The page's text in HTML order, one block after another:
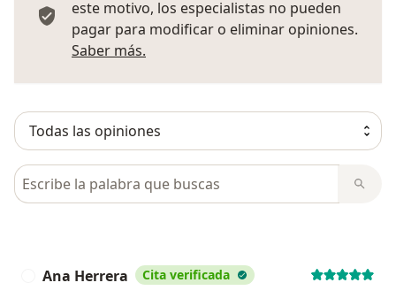
este motivo, los especialistas no pueden
pagar para modificar o eliminar opiniones.
Saber más.
Busca en opiniones
Ana Herrera Cita verificada